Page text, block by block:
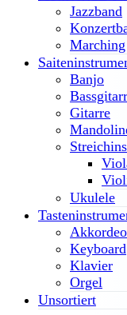
Jazzband
Banjo
Gitarre
Ukulele
Keyboard
Klavier
Orgel
Unsortiert